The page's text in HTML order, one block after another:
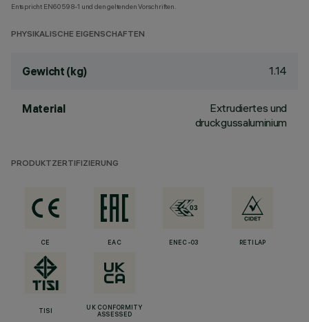
Entspricht EN60598-1 und den geltenden Vorschriften.
PHYSIKALISCHE EIGENSCHAFTEN
Gewicht (kg) 1.14
Material
Extrudiertes und
druckgussaluminium
PRODUKTZERTIFIZIERUNG
CE EAC ENEC-03 RETILAP
TISI
UK CONFORMITY
ASSESSED